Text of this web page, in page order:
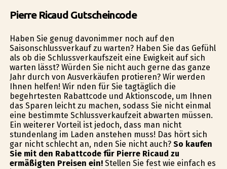
Pierre Ricaud Gutscheincode
Haben Sie genug davonimmer noch auf den
Saisonschlussverkauf zu warten? Haben Sie das Gefühl
als ob die Schlussverkaufszeit eine Ewigkeit auf sich
warten lässt? Würden Sie nicht auch gerne das ganze
Jahr durch von Ausverkäufen profitieren? Wir werden
Ihnen helfen! Wir finden für Sie tagtäglich die
begehrtesten Rabattcode und Aktionscode, um Ihnen
das Sparen leicht zu machen, sodass Sie nicht einmal
eine bestimmte Schlussverkaufzeit abwarten müssen.
Ein weiterer Vorteil ist jedoch, dass man nicht
stundenlang im Laden anstehen muss! Das hört sich
gar nicht schlecht an, finden Sie nicht auch? So kaufen
Sie mit den Rabattcode für Pierre Ricaud zu
ermäßigten Preisen ein!Stellen Sie fest wie einfach es